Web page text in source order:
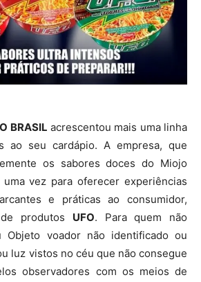
BRASIL acrescentou mais uma linha
ao seu cardápio. A empresa, que
os sabores doces do Miojo
uma vez para oferecer experiências
e práticas ao consumidor,
produtos UFO. Para quem não
Objeto voador não identificado ou
luz vistos no céu que não consegue
observadores com os meios de